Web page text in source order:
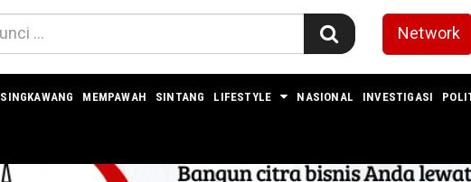
Network
SINGKAWANG MEMPAWAH SINTANG LIFESTYLE NASIONAL INVESTIGASI